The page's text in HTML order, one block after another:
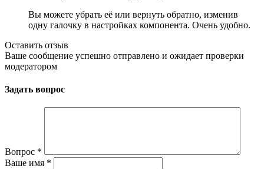
Вы можете убрать её или вернуть обратно, изменив
одну галочку в настройках компонента. Очень удобно.
Оставить отзыв
Ваше сообщение успешно отправлено и ожидает проверки
модератором
Задать вопрос
Вопрос *
Ваше имя *